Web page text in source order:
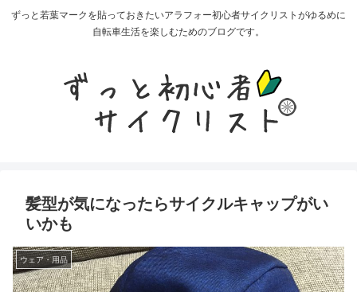
ずっと若葉マークを貼っておきたいアラフォー初心者サイクリストがゆるめに
自転車生活を楽しむためのブログです。
髪型が気になったらサイクルキャップがい
いかも
ウェア・用品